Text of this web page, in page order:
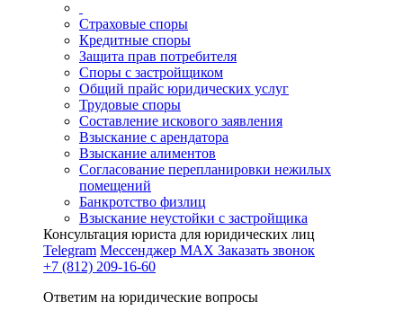
Страховые споры
Кредитные споры
Защита прав потребителя
Споры с застройщиком
Общий прайс юридических услуг
Трудовые споры
Составление искового заявления
Взыскание с арендатора
Взыскание алиментов
Cогласование перепланировки нежилых
помещений
Банкротство физлиц
Взыскание неустойки с застройщика
Консультация юриста для юридических лиц
Telegram Мессенджер MAX Заказать звонок
+7 (812) 209-16-60
Ответим на юридические вопросы